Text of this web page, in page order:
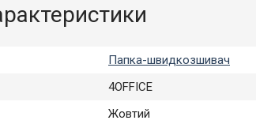
Папка-швидкозшивач
4OFFICE
Жовтий